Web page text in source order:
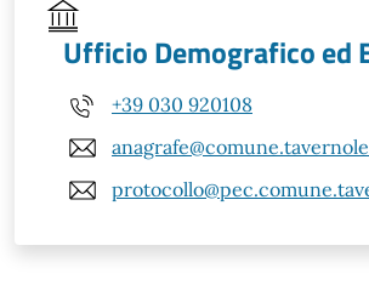
Ufficio Demografico ed
+39 030 920108